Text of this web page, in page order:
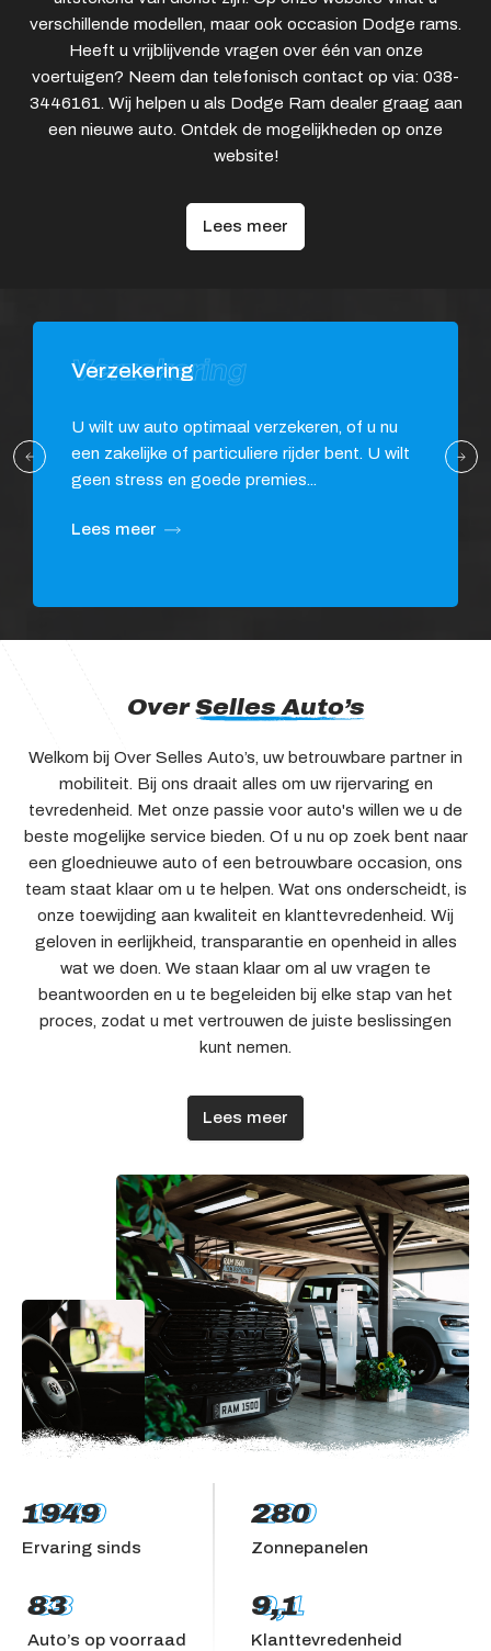
verschillende modellen, maar ook occasion Dodge rams.
Heeft u vrijblijvende vragen over één van onze
voertuigen? Neem dan telefonisch contact op via: 038-
3446161. Wij helpen u als Dodge Ram dealer graag aan
een nieuwe auto. Ontdek de mogelijkheden op onze
website!
Lees meer
Verzekering
Verzekering
U wilt uw auto optimaal verzekeren, of u nu
een zakelijke of particuliere rijder bent. U wilt
geen stress en goede premies...
Lees meer
OverSelles Auto’s
Welkom bij Over Selles Auto’s, uw betrouwbare partner in
mobiliteit. Bij ons draait alles om uw rijervaring en
tevredenheid. Met onze passie voor auto's willen we u de
beste mogelijke service bieden. Of u nu op zoek bent naar
een gloednieuwe auto of een betrouwbare occasion, ons
team staat klaar om u te helpen. Wat ons onderscheidt, is
onze toewijding aan kwaliteit en klanttevredenheid. Wij
geloven in eerlijkheid, transparantie en openheid in alles
wat we doen. We staan klaar om al uw vragen te
beantwoorden en u te begeleiden bij elke stap van het
proces, zodat u met vertrouwen de juiste beslissingen
kunt nemen.
Lees meer
1949
1949
Ervaring sinds
280
280
Zonnepanelen
83
83
Auto’s op voorraad
9,1
9,1
Klanttevredenheid